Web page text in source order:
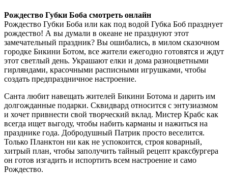
Рождество Губки Боба смотреть онлайн
Рождество Губки Боба или как под водой Губка Боб празднует
рождество! А вы думали в океане не празднуют этот
замечательный праздник? Вы ошибались, в милом сказочном
городке Бикини Ботом, все жители ежегодно готовятся и ждут
этот светлый день. Украшают елки и дома разноцветными
гирляндами, красочными расписными игрушками, чтобы
создать предпраздничное настроение.
Санта любит навещать жителей Бикини Ботома и дарить им
долгожданные подарки. Сквидвард относится с энтузиазмом
и хочет привнести свой творческий вклад. Мистер Крабс как
всегда ищет выгоду, чтобы набить карманы и нажиться на
празднике года. Добродушный Патрик просто веселится.
Только Планктон ни как не успокоится, строя коварный,
хитрый план, чтобы заполучить тайный рецепт краксбургера
он готов изгадить и испортить всем настроение и само
Рождество.